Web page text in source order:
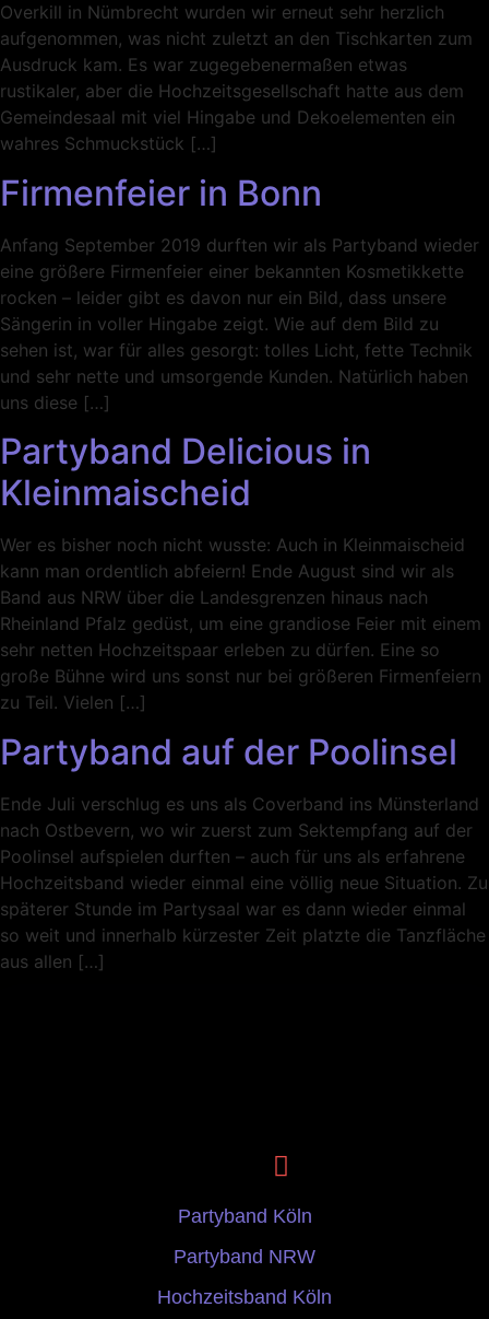
Overkill in Nümbrecht wurden wir erneut sehr herzlich
aufgenommen, was nicht zuletzt an den Tischkarten zum
Ausdruck kam. Es war zugegebenermaßen etwas
rustikaler, aber die Hochzeitsgesellschaft hatte aus dem
Gemeindesaal mit viel Hingabe und Dekoelementen ein
wahres Schmuckstück […]
Firmenfeier in Bonn
Anfang September 2019 durften wir als Partyband wieder
eine größere Firmenfeier einer bekannten Kosmetikkette
rocken – leider gibt es davon nur ein Bild, dass unsere
Sängerin in voller Hingabe zeigt. Wie auf dem Bild zu
sehen ist, war für alles gesorgt: tolles Licht, fette Technik
und sehr nette und umsorgende Kunden. Natürlich haben
uns diese […]
Partyband Delicious in
Kleinmaischeid
Wer es bisher noch nicht wusste: Auch in Kleinmaischeid
kann man ordentlich abfeiern! Ende August sind wir als
Band aus NRW über die Landesgrenzen hinaus nach
Rheinland Pfalz gedüst, um eine grandiose Feier mit einem
sehr netten Hochzeitspaar erleben zu dürfen. Eine so
große Bühne wird uns sonst nur bei größeren Firmenfeiern
zu Teil. Vielen […]
Partyband auf der Poolinsel
Ende Juli verschlug es uns als Coverband ins Münsterland
nach Ostbevern, wo wir zuerst zum Sektempfang auf der
Poolinsel aufspielen durften – auch für uns als erfahrene
Hochzeitsband wieder einmal eine völlig neue Situation. Zu
späterer Stunde im Partysaal war es dann wieder einmal
so weit und innerhalb kürzester Zeit platzte die Tanzfläche
aus allen […]
Partyband Köln
Partyband NRW
Hochzeitsband Köln